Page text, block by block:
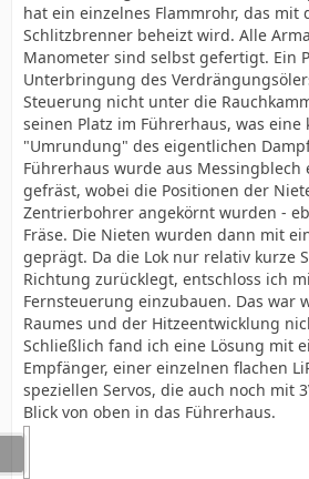
hat ein einzelnes Flammrohr, das mit
Schlitzbrenner beheizt wird. Alle
Manometer sind selbst gefertigt. Ein
Unterbringung des
Steuerung nicht unter die
seinen Platz im Führerhaus, was eine
"Umrundung" des eigentlichen
Führerhaus wurde aus Messingblech
gefräst, wobei die Positionen der
Zentrierbohrer angekörnt wurden -
Fräse. Die Nieten wurden dann mit
geprägt. Da die Lok nur relativ kurze
Richtung zurücklegt, entschloss ich
Fernsteuerung einzubauen. Das war
Raumes und der Hitzeentwicklung
Schließlich fand ich eine Lösung mit
Empfänger, einer einzelnen flachen
speziellen Servos, die auch noch mit
Blick von oben in das Führerhaus.